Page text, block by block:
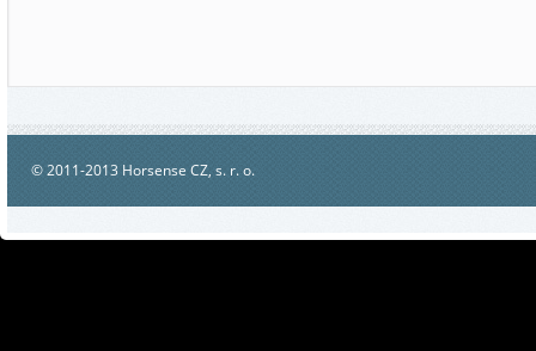
© 2011-2013 Horsense CZ, s. r. o.